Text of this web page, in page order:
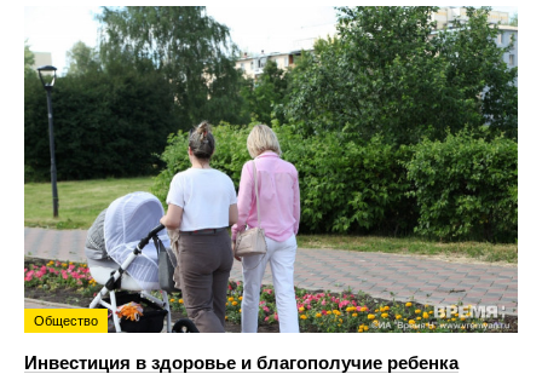
Общество
Инвестиция в здоровье и благополучие ребенка